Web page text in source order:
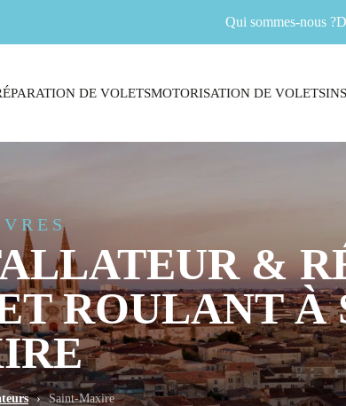
Qui sommes-nous ?
DE VOLETSMOTORISATION DE VOLETS
&
ROULANT À
› Saint-Maxire